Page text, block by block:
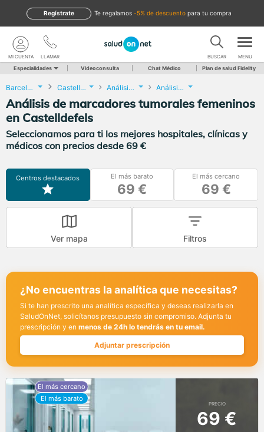
te regalamos -5% de descuento para tu compra
Regístrate
LLAMAR
MI CUENTA BUSCAR MENU
Especialidades Videoconsulta Chat Médico Plan de salud Fidelity
Barcelona Castelldefels Análisis Clínicos Análisis de marcadores tumorales femeninos
Análisis de marcadores tumorales femeninos
en Castelldefels
Seleccionamos para ti los mejores hospitales, clínicas y
médicos con precios desde 69 €
Centros destacados El más barato
69 €
El más cercano
69 €
Ver mapa Filtros
¿No encuentras la analítica que necesitas?
Si te han prescrito una analítica específica y deseas realizarla en
SaludOnNet, solicítanos presupuesto sin compromiso. Adjunta tu
prescripción y en menos de 24h lo tendrás en tu email.
Adjuntar prescripción
PRECIO
69 €